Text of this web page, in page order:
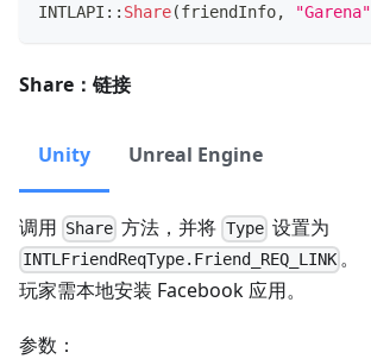
INTLAPI :: Share(friendInfo, "Garena"
Share：链接
Unity Unreal Engine
调用 Share 方法，并将 Type设置为
INTLFriendReqType.Friend_REQ_LINK 。
玩家需本地安装 Facebook 应用。
参数：